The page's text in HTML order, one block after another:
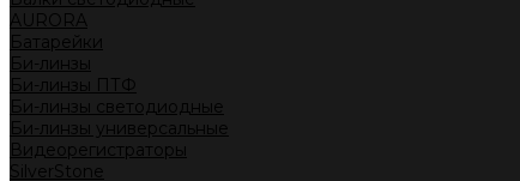
AURORA
Батарейки
Би-линзы
Би-линзы ПТФ
Би-линзы светодиодные
Би-линзы универсальные
Видеорегистраторы
SilverStone